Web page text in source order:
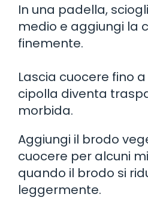
In una padella,
medio e aggiungi la
finemente.
Lascia cuocere fino
cipolla diventa
morbida.
Aggiungi il brodo
cuocere per alcuni
quando il brodo si
leggermente.